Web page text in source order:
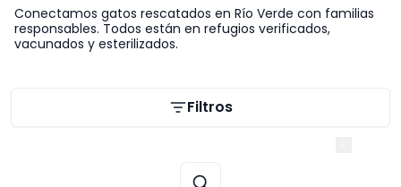
Conectamos gatos rescatados en Río Verde con familias
responsables. Todos están en refugios verificados,
vacunados y esterilizados.
Filtros